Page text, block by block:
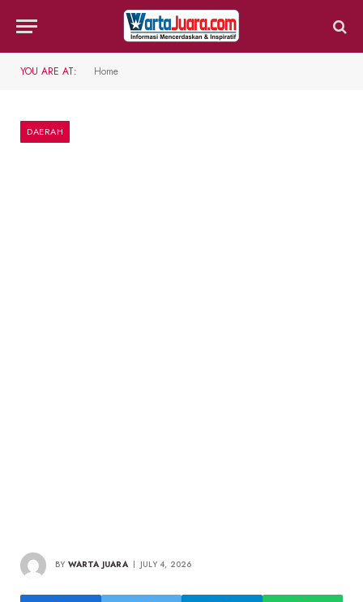
YOU ARE AT: Home
DAERAH
BY WARTA JUARA JULY 4, 2026